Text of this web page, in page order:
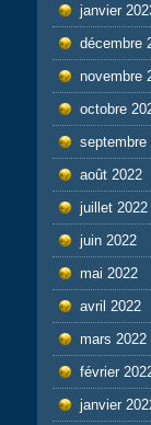
janvier
décembre
novembre
octobre
septembre
août 2022
juillet 2022
juin 2022
mai 2022
avril 2022
mars 2022
février
janvier